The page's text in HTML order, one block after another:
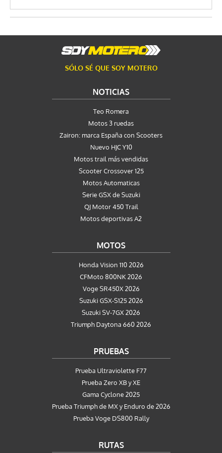
SÓLO SÉ QUE SOY MOTERO
NOTICIAS
Teo Romera
Motos 3 ruedas
Zairon: marca España con Scooters
Nuevo HJC Y10
Motos trail más vendidas
Scooter Crossover 125
Motos Automaticas
Serie GSX de Suzuki
QJ Motor 450 Trail
Motos deportivas A2
MOTOS
Honda Vision 110 2026
CFMoto 800NK 2026
Voge SR450X 2026
Suzuki GSX-S125 2026
Suzuki SV-7GX 2026
Triumph Daytona 660 2026
PRUEBAS
Prueba Ultraviolette F77
Prueba Zero XB y XE
Gama Cyclone 2025
Prueba Triumph de MX y Enduro de 2026
Prueba Voge DS800 Rally
RUTAS